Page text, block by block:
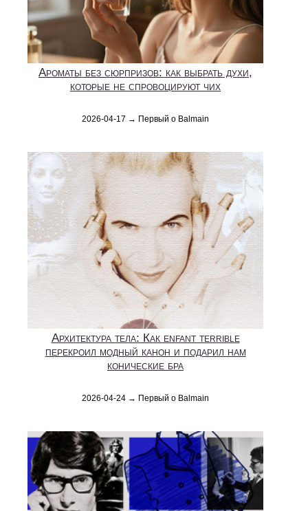
Ароматы без сюрпризов: как выбрать духи,
которые не спровоцируют чих
2026-04-17 → Первый о Balmain
Архитектура тела: Как enfant terrible
перекроил модный канон и подарил нам
конические бра
2026-04-24 → Первый о Balmain